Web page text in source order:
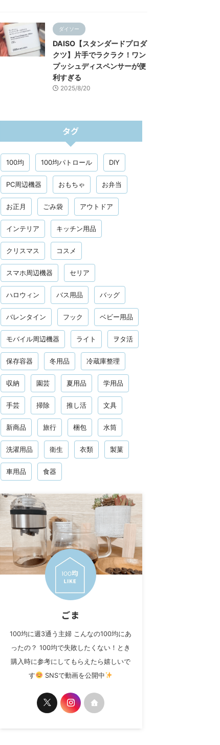
ダイソー
DAISO【スタンダードプロダ
クツ】片手でラクラク！ワン
プッシュディスペンサーが便
利すぎる
2025/8/20
タグ
100均 100均パトロール DIY
PC周辺機器 おもちゃ お弁当
お正月 ごみ袋 アウトドア
インテリア キッチン用品
クリスマス コスメ
スマホ周辺機器 セリア
ハロウィン バス用品 バッグ
バレンタイン フック ベビー用品
モバイル周辺機器 ライト ヲタ活
保存容器 冬用品 冷蔵庫整理
収納 園芸 夏用品 学用品
手芸 掃除 推し活 文具
新商品 旅行 梱包 水筒
洗濯用品 衛生 衣類 製菓
車用品 食器
ごま
100均に週3通う主婦 こんなの100均にあ
ったの？ 100均で失敗したくない！とき
購入時に参考にしてもらえたら嬉しいで
す
SNSで動画を公開中